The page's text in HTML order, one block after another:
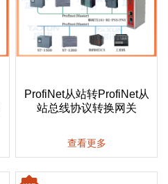
ProfiNet从站转ProfiNet从
站总线协议转换网关
查看更多